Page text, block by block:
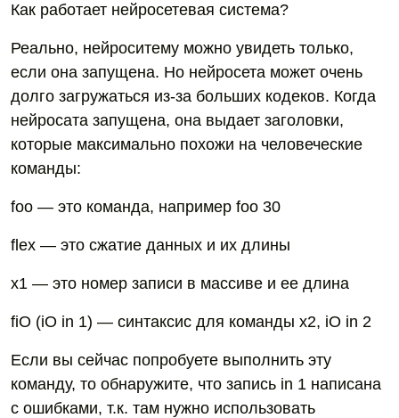
Как работает нейросетевая система?
Реально, нейроситему можно увидеть только,
если она запущена. Но нейросета может очень
долго загружаться из-за больших кодеков. Когда
нейросата запущена, она выдает заголовки,
которые максимально похожи на человеческие
команды:
foo — это команда, например foo 30
flex — это сжатие данных и их длины
x1 — это номер записи в массиве и ее длина
fiO (iO in 1) — синтаксис для команды x2, iO in 2
Если вы сейчас попробуете выполнить эту
команду, то обнаружите, что запись in 1 написана
с ошибками, т.к. там нужно использовать